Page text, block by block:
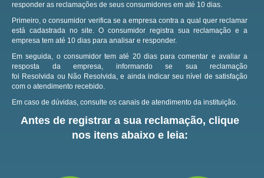
responder as reclamações de seus consumidores em até 10 dias.
Primeiro, o consumidor verifica se a empresa contra a qual quer reclamar
está cadastrada no site.O consumidor registra sua reclamação e a
empresa tem até 10 dias para analisar e responder.
Em seguida, o consumidor tem até 20 dias para comentar e avaliar a
resposta da empresa, informando se sua reclamação
foi Resolvida ou Não Resolvida, e ainda indicar seu nível de satisfação
com o atendimento recebido.
Em caso de dúvidas, consulte os canais de atendimento da instituição.
Antes de registrar a sua reclamação, clique
nos itens abaixo e leia: